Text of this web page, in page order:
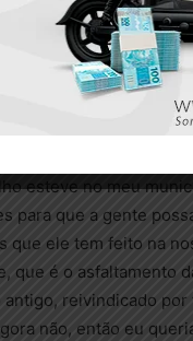
daí, essa parceria
qualidade e
disse Adler.
Amazonas,
Estadual até a
esteve no meu
para que a gente
que ele tem feito na
que é o asfaltamento
reivindicado
não, então eu